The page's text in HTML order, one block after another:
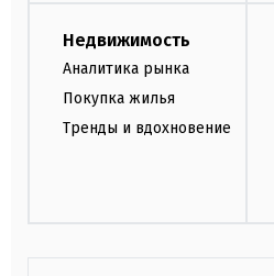
Недвижимость
Аналитика рынка
Покупка жилья
Тренды и вдохновение